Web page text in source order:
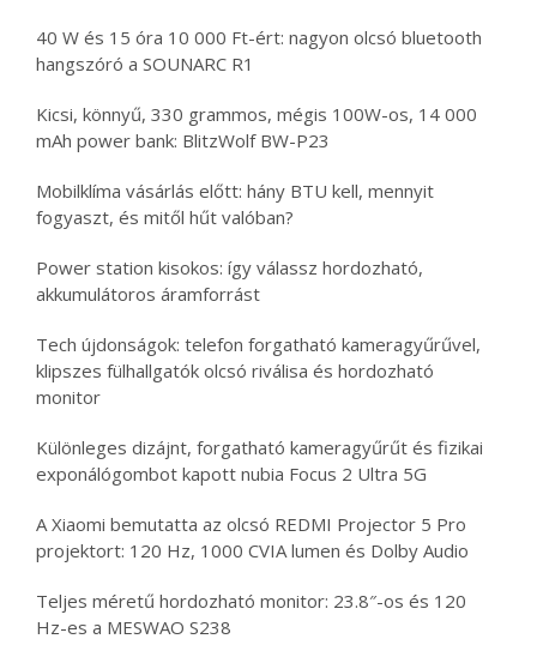
40 W és 15 óra 10 000 Ft-ért: nagyon olcsó bluetooth
hangszóró a SOUNARC R1
Kicsi, könnyű, 330 grammos, mégis 100W-os, 14 000
mAh power bank: BlitzWolf BW-P23
Mobilklíma vásárlás előtt: hány BTU kell, mennyit
fogyaszt, és mitől hűt valóban?
Power station kisokos: így válassz hordozható,
akkumulátoros áramforrást
Tech újdonságok: telefon forgatható kameragyűrűvel,
klipszes fülhallgatók olcsó riválisa és hordozható
monitor
Különleges dizájnt, forgatható kameragyűrűt és fizikai
exponálógombot kapott nubia Focus 2 Ultra 5G
A Xiaomi bemutatta az olcsó REDMI Projector 5 Pro
projektort: 120 Hz, 1000 CVIA lumen és Dolby Audio
Teljes méretű hordozható monitor: 23.8″-os és 120
Hz-es a MESWAO S238